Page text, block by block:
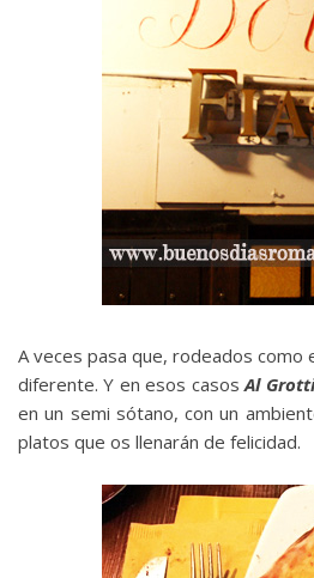
A veces pasa que, rodeados como
diferente. Y en esos casosAl
en un semi sótano, con un
platos que os llenarán de felicidad.